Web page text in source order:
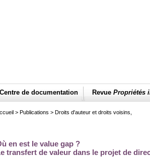
Centre de documentation Revue Propriétés
> Publications > Droits d'auteur et droits voisins,
en est le value gap ?
transfert de valeur dans le projet de